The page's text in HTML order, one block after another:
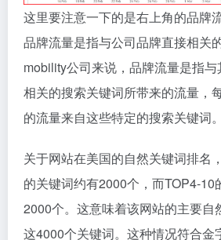
这里要注意一下的是右上角的品牌
品牌流量是指与公司品牌直接相关
mobility公司来说，品牌流量是指与
相关的搜索关键词所带来的流量，
的流量来自这些特定的搜索关键词。
关于网站在美国的自然关键词排名
的关键词约有2000个，而TOP4-10
2000个。这意味着该网站的主要自
这4000个关键词。这种情况符合金